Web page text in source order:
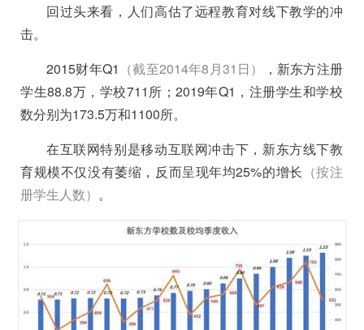
回过头来看， 人们高估了远程教育对线下教学的冲
击。
2015财年Q1 （截至2014年8月31日）
，新东方注册
学生88.8万，学校711所；2019年Q1，注册学生和学校
数分别为173.5万和1100所。
在互联网特别是移动互联网冲击下，新东方线下教
育规模不仅没有萎缩，反而呈现年均25%的增长 （按注
册学生人数） 。